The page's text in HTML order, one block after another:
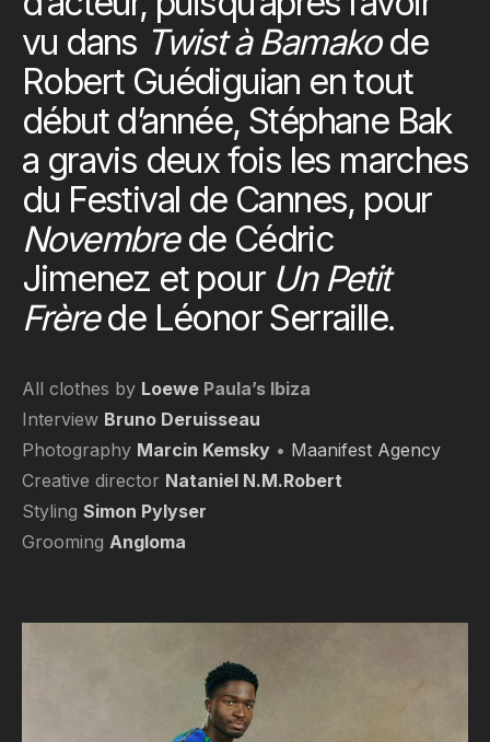
vu dans Twist à Bamakode
Robert Guédiguian en tout
début d’année, Stéphane Bak
a gravis deux fois les marches
du Festival de Cannes, pour
Novembrede Cédric
Jimenez et pour Un Petit
Frèrede Léonor Serraille.
All clothes by Loewe Paula’s Ibiza
Interview Bruno Deruisseau
Photography Marcin Kemsky • Maanifest Agency
Creative director Nataniel N.M.Robert
Styling Simon Pylyser
Grooming Angloma